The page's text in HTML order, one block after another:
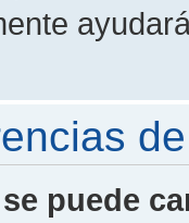
puede